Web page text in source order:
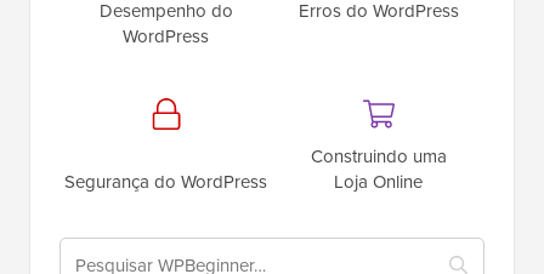
Desempenho do
WordPress
Erros do WordPress
Segurança do WordPress
Construindo uma
Loja Online